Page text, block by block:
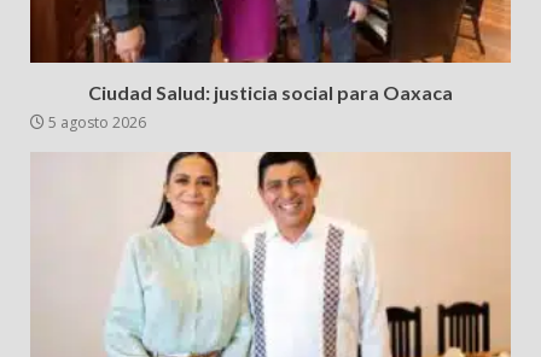
Ciudad Salud: justicia social para Oaxaca
5 agosto 2026